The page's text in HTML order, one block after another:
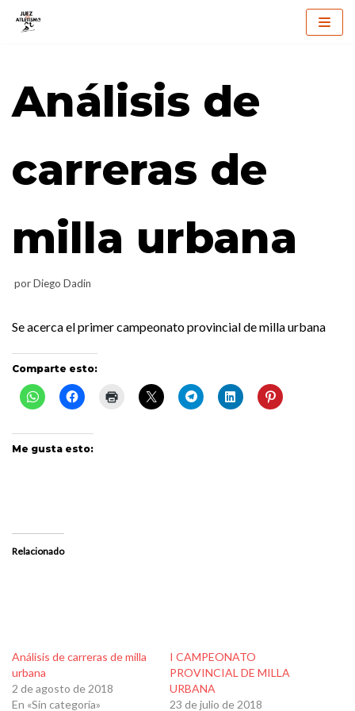
contenido
Análisis de
carreras de
milla urbana
porDiego Dadin
Se acerca el primer campeonato provincial de milla urbana
Comparte esto:
Me gusta esto:
Relacionado
Análisis de carreras de milla
urbana
2 de agosto de 2018
En «Sin categoría»
I CAMPEONATO
PROVINCIAL DE MILLA
URBANA
23 de julio de 2018